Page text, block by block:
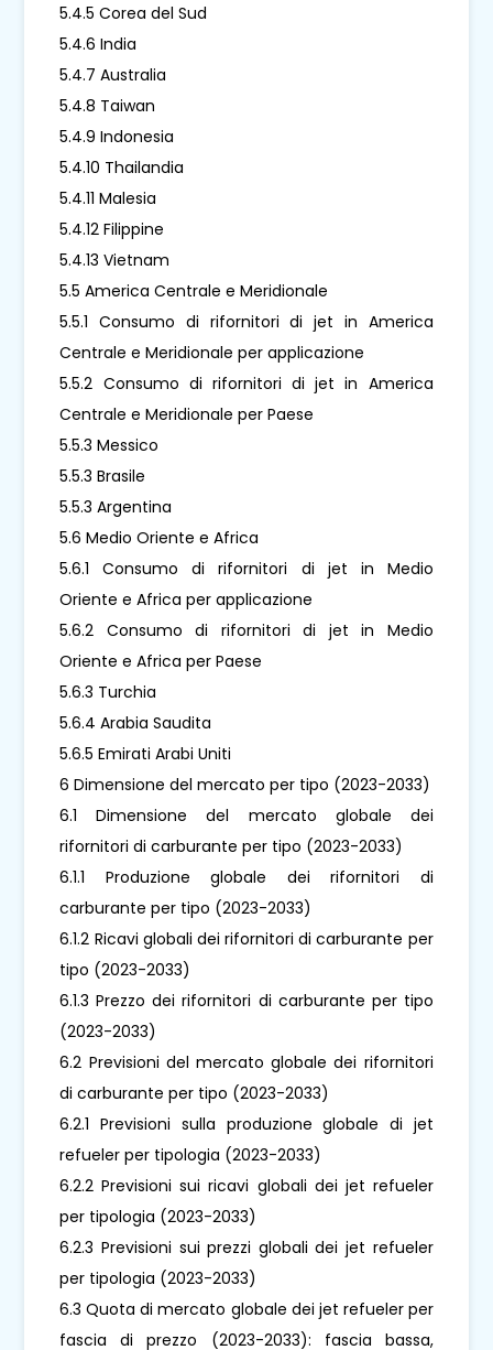
5.4.5 Corea del Sud
5.4.6 India
5.4.7 Australia
5.4.8 Taiwan
5.4.9 Indonesia
5.4.10 Thailandia
5.4.11 Malesia
5.4.12 Filippine
5.4.13 Vietnam
5.5 America Centrale e Meridionale
5.5.1 Consumo di rifornitori di jet in America
Centrale e Meridionale per applicazione
5.5.2 Consumo di rifornitori di jet in America
Centrale e Meridionale per Paese
5.5.3 Messico
5.5.3 Brasile
5.5.3 Argentina
5.6 Medio Oriente e Africa
5.6.1 Consumo di rifornitori di jet in Medio
Oriente e Africa per applicazione
5.6.2 Consumo di rifornitori di jet in Medio
Oriente e Africa per Paese
5.6.3 Turchia
5.6.4 Arabia Saudita
5.6.5 Emirati Arabi Uniti
6 Dimensione del mercato per tipo (2023-2033)
6.1 Dimensione del mercato globale dei
rifornitori di carburante per tipo (2023-2033)
6.1.1 Produzione globale dei rifornitori di
carburante per tipo (2023-2033)
6.1.2 Ricavi globali dei rifornitori di carburante per
tipo (2023-2033)
6.1.3 Prezzo dei rifornitori di carburante per tipo
(2023-2033)
6.2 Previsioni del mercato globale dei rifornitori
di carburante per tipo (2023-2033)
6.2.1 Previsioni sulla produzione globale di jet
refueler per tipologia (2023-2033)
6.2.2 Previsioni sui ricavi globali dei jet refueler
per tipologia (2023-2033)
6.2.3 Previsioni sui prezzi globali dei jet refueler
per tipologia (2023-2033)
6.3 Quota di mercato globale dei jet refueler per
fascia di prezzo (2023-2033): fascia bassa,